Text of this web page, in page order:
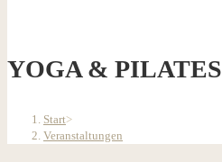
YOGA & PILATES
Start>
Veranstaltungen